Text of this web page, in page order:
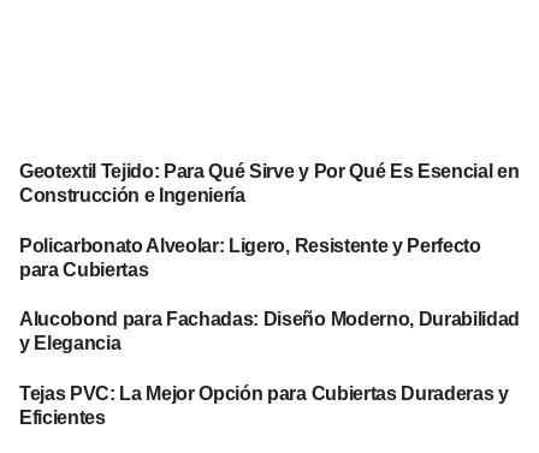
Geotextil Tejido: Para Qué Sirve y Por Qué Es Esencial en
Construcción e Ingeniería
Policarbonato Alveolar: Ligero, Resistente y Perfecto
para Cubiertas
Alucobond para Fachadas: Diseño Moderno, Durabilidad
y Elegancia
Tejas PVC: La Mejor Opción para Cubiertas Duraderas y
Eficientes